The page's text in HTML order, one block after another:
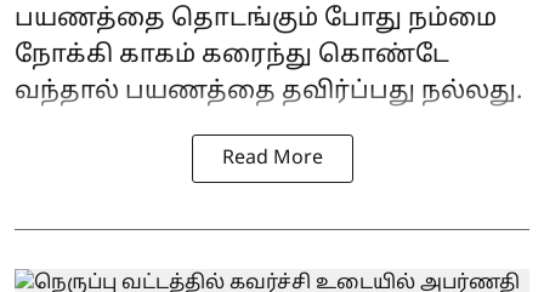
பயணத்தை தொடங்கும் போது நம்மை
நோக்கி காகம் கரைந்து கொண்டே
வந்தால் பயணத்தை தவிர்ப்பது நல்லது.
Read More